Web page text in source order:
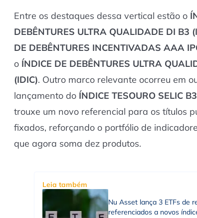
Entre os destaques dessa vertical estão o
DEBÊNTURES ULTRA QUALIDADE DI B3
DE DEBÊNTURES INCENTIVADAS AAA
o ÍNDICE DE DEBÊNTURES ULTRA
(IDIC). Outro marco relevante ocorreu em
lançamento do ÍNDICE TESOURO SELIC
trouxe um novo referencial para os títulos
fixados, reforçando o portfólio de
que agora soma dez produtos.
Leia também
Nu Asset lança 3 ETFs de
referenciados a novos